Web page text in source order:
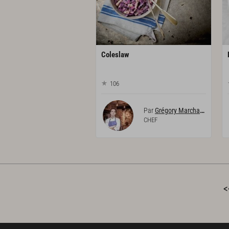
Coleslaw
106
ParGrégory Marchand
CHEF